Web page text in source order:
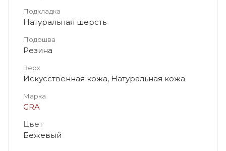
Подкладка
Натуральная шерсть
Подошва
Резина
Верх
Искусственная кожа, Натуральная кожа
Марка
GRA
Цвет
Бежевый